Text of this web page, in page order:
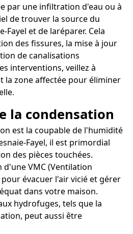
par une infiltration d'eau ou à
de trouver la source du
Fayel et de laréparer. Cela
des fissures, la mise à jour
de canalisations
interventions, veillez à
la zone affectée pour éliminer
la condensation
est la coupable de l'humidité
Fayel, il est primordial
des pièces touchées.
d'une VMC (Ventilation
évacuer l'air vicié et gérer
dans votre maison.
hydrofuges, tels que la
peut aussi être